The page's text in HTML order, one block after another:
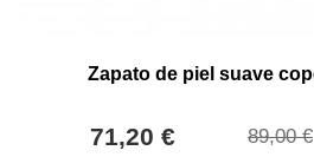
Zapato de piel suave
71,20 € 89,00 €